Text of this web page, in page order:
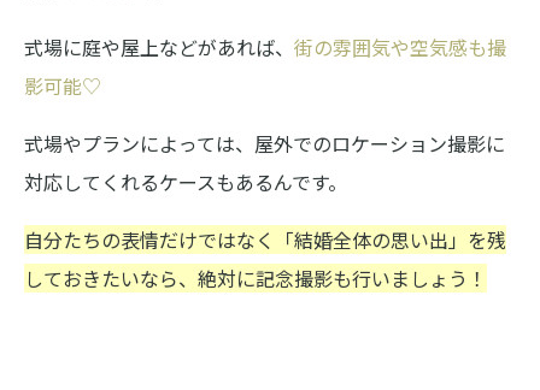
式場に庭や屋上などがあれば、 街の雰囲気や空気感も撮
影可能♡
式場やプランによっては、屋外でのロケーション撮影に
対応してくれるケースもあるんです。
自分たちの表情だけではなく「結婚全体の思い出」を残
しておきたいなら、絶対に記念撮影も行いましょう！